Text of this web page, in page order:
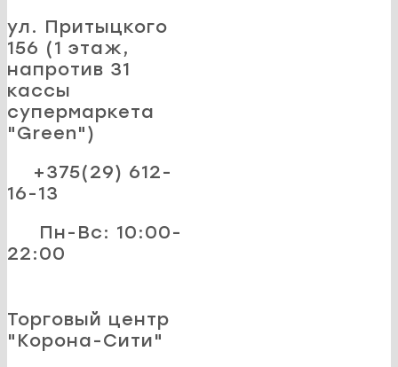
ул. Притыцкого
156 (1 этаж,
напротив 31
кассы
супермаркета
"Green")
+375(29) 612-
16-13
Пн-Вс: 10:00-
22:00
Торговый центр
"Корона-Сити"